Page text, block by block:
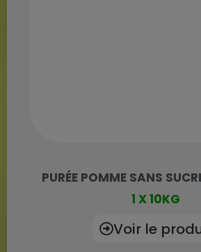
PURÉE POMME SANS
1 X 10KG
Voir le